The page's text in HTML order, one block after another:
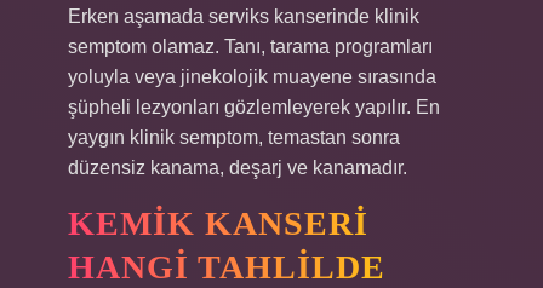
Erken aşamada serviks kanserinde klinik
semptom olamaz. Tanı, tarama programları
yoluyla veya jinekolojik muayene sırasında
şüpheli lezyonları gözlemleyerek yapılır. En
yaygın klinik semptom, temastan sonra
düzensiz kanama, deşarj ve kanamadır.
KEMIK KANSERI
HANGI TAHLILDE